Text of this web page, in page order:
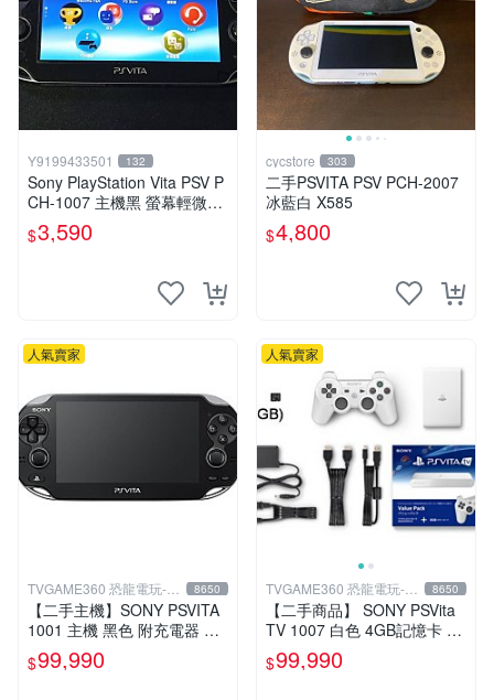
Y9199433501 132
Sony PlayStation Vita PSV P
CH-1007 主機黑 螢幕輕微老
化 可安裝遊戲 系統3.74書
$3,590
cycstore 303
二手PSVITA PSV PCH-2007
冰藍白 X585
$4,800
人氣賣家
TVGAME360 恐龍電玩-台
中店
8650
【二手主機】SONY PSVITA
1001 主機 黑色 附充電器 US
B傳輸線 PS VITA PSV【台中
恐龍電玩】
$99,990
人氣賣家
TVGAME360 恐龍電玩-台
中店
8650
【二手商品】 SONY PSVita
TV 1007 白色 4GB記憶卡 PS
3手把(白) 書盒完整 【台中恐
龍電玩】
$99,990